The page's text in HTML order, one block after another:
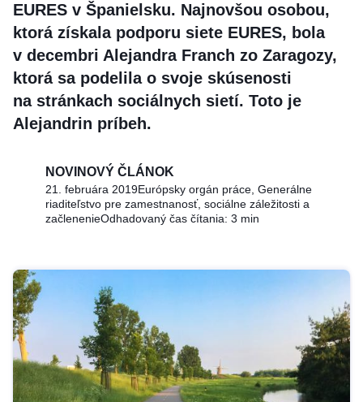
EURES v Španielsku. Najnovšou osobou,
ktorá získala podporu siete EURES, bola
v decembri Alejandra Franch zo Zaragozy,
ktorá sa podelila o svoje skúsenosti
na stránkach sociálnych sietí. Toto je
Alejandrin príbeh.
NOVINOVÝ ČLÁNOK
21. februára 2019Európsky orgán práce, Generálne
riaditeľstvo pre zamestnanosť, sociálne záležitosti a
začlenenieOdhadovaný čas čítania: 3 min